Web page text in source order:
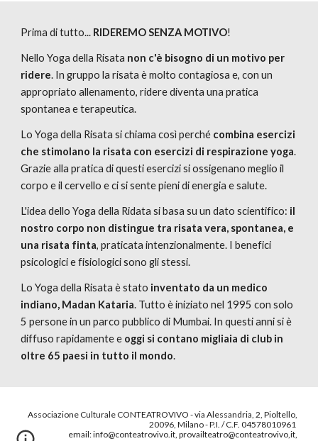
Prima di tutto... RIDEREMO SENZA MOTIVO!
Nello Yoga della Risata non c'è bisogno di un motivo per
ridere. In gruppo la risata è molto contagiosa e, con un
appropriato allenamento, ridere diventa una pratica
spontanea e terapeutica.
Lo Yoga della Risata si chiama così perché combina esercizi
che stimolano la risata con esercizi di respirazione yoga.
Grazie alla pratica di questi esercizi si ossigenano meglio il
corpo e il cervello e ci si sente pieni di energia e salute.
L'idea dello Yoga della Ridata si basa su un dato scientifico: il
nostro corpo non distingue tra risata vera, spontanea, e
una risata finta, praticata intenzionalmente. I benefici
psicologici e fisiologici sono gli stessi.
Lo Yoga della Risata è stato inventato da un medico
indiano, Madan Kataria. Tutto è iniziato nel 1995 con solo
5 persone in un parco pubblico di Mumbai. In questi anni si è
diffuso rapidamente e oggi si contano migliaia di club in
oltre 65 paesi in tutto il mondo.
Associazione Culturale CONTEATROVIVO - via Alessandria, 2, Pioltello,
20096, Milano - P.I. / C.F. 04578010961
email: info@conteatrovivo.it, provailteatro@conteatrovivo,it,